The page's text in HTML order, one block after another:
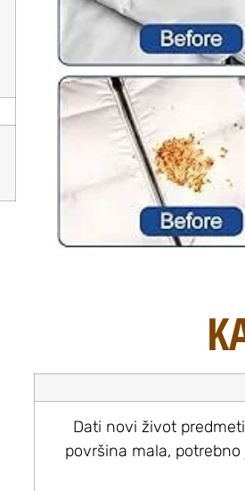
Dati novi život
površina mala,